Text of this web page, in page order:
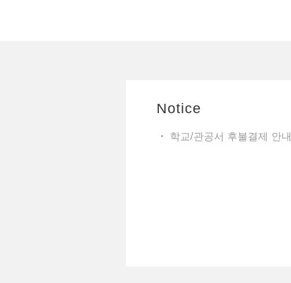
Notice
학교/관공서 후불결제 안내